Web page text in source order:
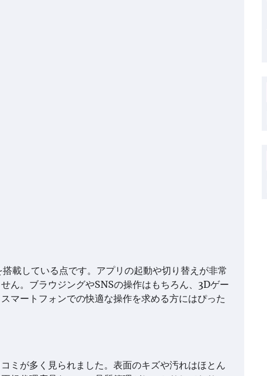
載している点です。アプリの起動や切り替えが非常
ん。ブラウジングやSNSの操作はもちろん、3Dゲー
マートフォンでの快適な操作を求める方にはぴった
ミが多く見られました。表面のキズや汚れはほとん